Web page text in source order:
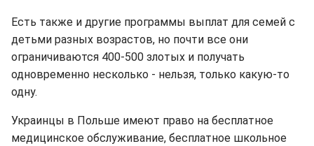
Есть также и другие программы выплат для семей с
детьми разных возрастов, но почти все они
ограничиваются 400-500 злотых и получать
одновременно несколько - нельзя, только какую-то
одну.
Украинцы в Польше имеют право на бесплатное
медицинское обслуживание, бесплатное школьное